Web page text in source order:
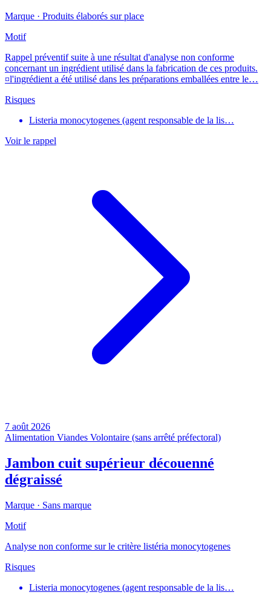
Marque · Produits élaborés sur place
Motif
Rappel préventif suite à une résultat d'analyse non conforme
concernant un ingrédient utilisé dans la fabrication de ces produits.
¤l'ingrédient a été utilisé dans les préparations emballées entre le…
Risques
Listeria monocytogenes (agent responsable de la lis…
Voir le rappel
7 août 2026
Alimentation Viandes Volontaire (sans arrêté préfectoral)
Jambon cuit supérieur découenné
dégraissé
Marque · Sans marque
Motif
Analyse non conforme sur le critère listéria monocytogenes
Risques
Listeria monocytogenes (agent responsable de la lis…